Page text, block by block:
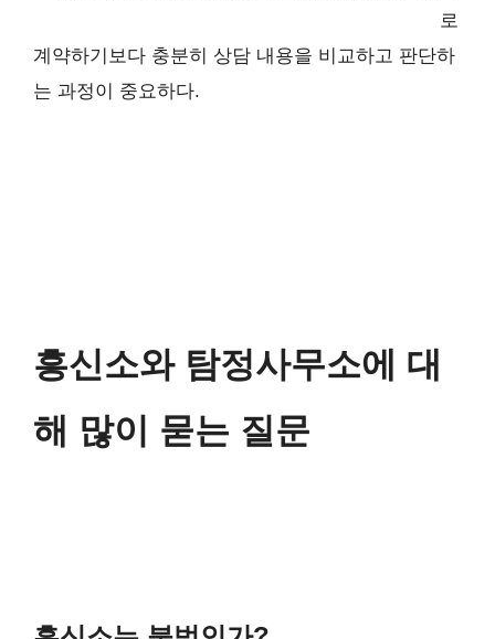
로
계약하기보다 충분히 상담 내용을 비교하고 판단하
는 과정이 중요하다.
흥신소와 탐정사무소에 대
해 많이 묻는 질문